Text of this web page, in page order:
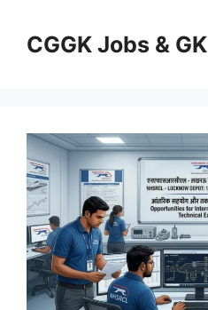
contentCGGK Jobs & GK